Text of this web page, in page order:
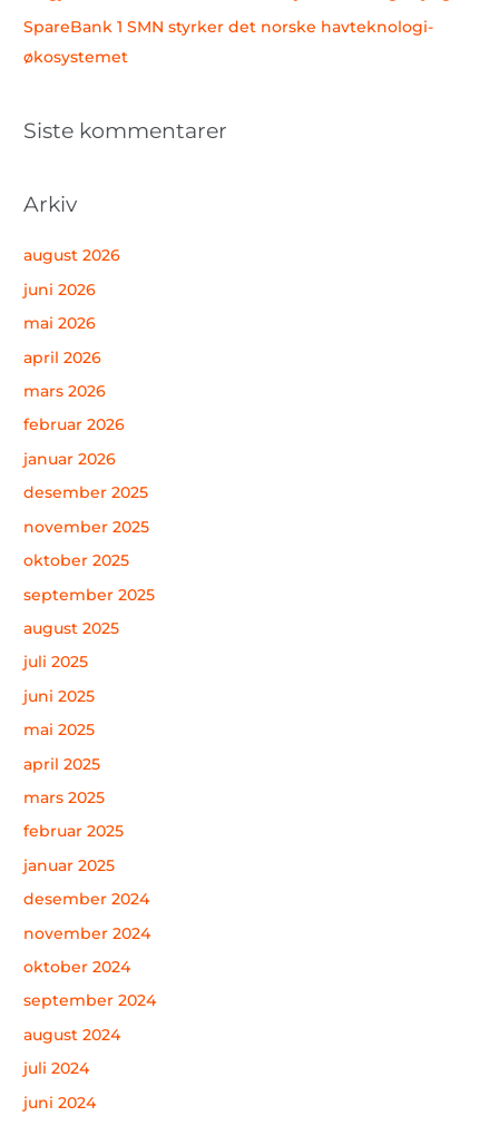
SpareBank 1 SMN styrker det norske havteknologi-
økosystemet
Siste kommentarer
Arkiv
august 2026
juni 2026
mai 2026
april 2026
mars 2026
februar 2026
januar 2026
desember 2025
november 2025
oktober 2025
september 2025
august 2025
juli 2025
juni 2025
mai 2025
april 2025
mars 2025
februar 2025
januar 2025
desember 2024
november 2024
oktober 2024
september 2024
august 2024
juli 2024
juni 2024